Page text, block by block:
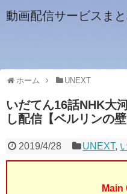
動画配信サービスま
ホーム UNEXT
いだてん16話NHK大
し配信【ベルリンの
2019/4/28 UNEXT,